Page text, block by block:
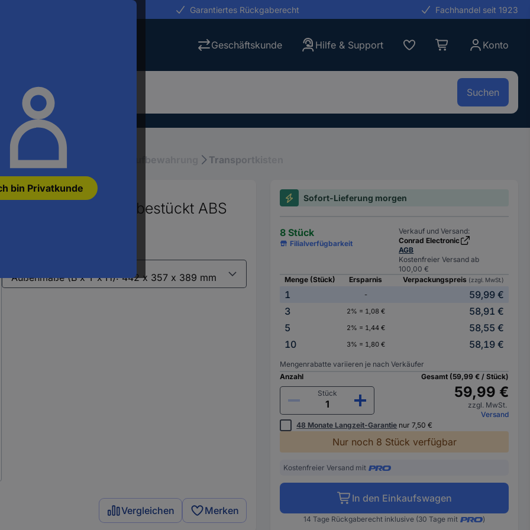
bin Privatkunde
Garantiertes Rückgaberecht Fachhandel seit 1923
Geschäftskunde Hilfe & Support Konto
Suchen
Werkzeugaufbewahrung Transportkisten
unbestückt ABS
Vergleichen Merken
Sofort-Lieferung morgen
8 Stück
Filialverfügbarkeit
Verkauf und Versand:
Conrad Electronic
AGB
Kostenfreier Versand ab
100,00 €
Menge (Stück)
Ersparnis Verpackungspreis (zzgl. MwSt.)
1 -
59,99 €
3
2% = 1,08 €
58,91 €
5
2% = 1,44 €
58,55 €
10
3% = 1,80 € 58,19 €
Mengenrabatte variieren je nach Verkäufer
Anzahl
Stück
Gesamt (59,99 € / Stück)
59,99 €
zzgl. MwSt.
Versand
48 Monate Langzeit-Garantie nur 7,50 €
Nur noch 8 Stück verfügbar
Kostenfreier Versand mit
In den Einkaufswagen
14 Tage Rückgaberecht inklusive (30 Tage mit )